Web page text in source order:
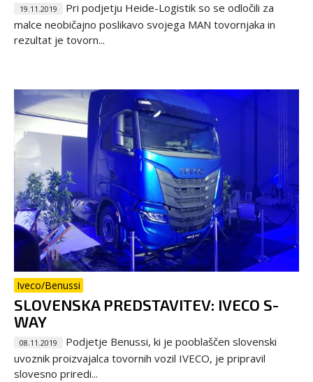
19.11.2019
Pri podjetju Heide-Logistik so se odločili za
malce neobičajno poslikavo svojega MAN tovornjaka in
rezultat je tovorn...
Iveco/Benussi
SLOVENSKA PREDSTAVITEV: IVECO S-
WAY
08.11.2019
Podjetje Benussi, ki je pooblaščen slovenski
uvoznik proizvajalca tovornih vozil IVECO, je pripravil
slovesno priredi...